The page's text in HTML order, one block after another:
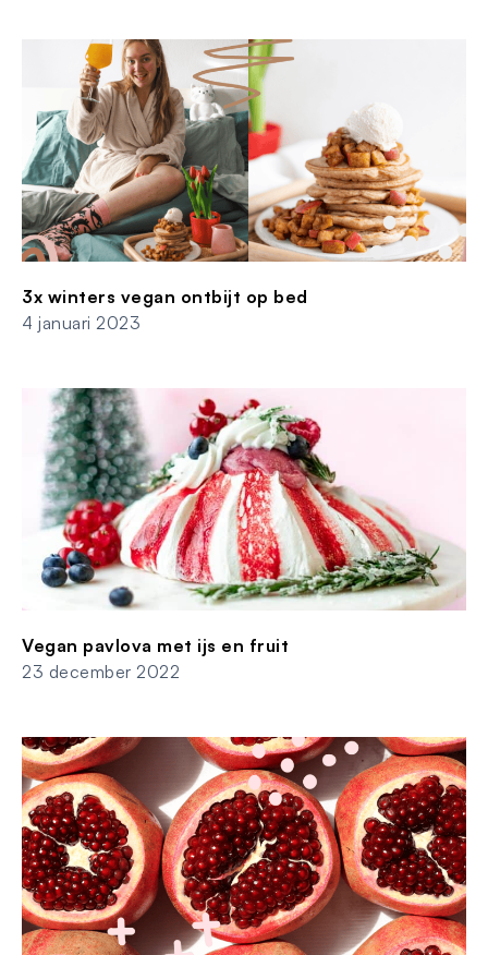
3x winters vegan ontbijt op bed
4 januari 2023
Vegan pavlova met ijs en fruit
23 december 2022